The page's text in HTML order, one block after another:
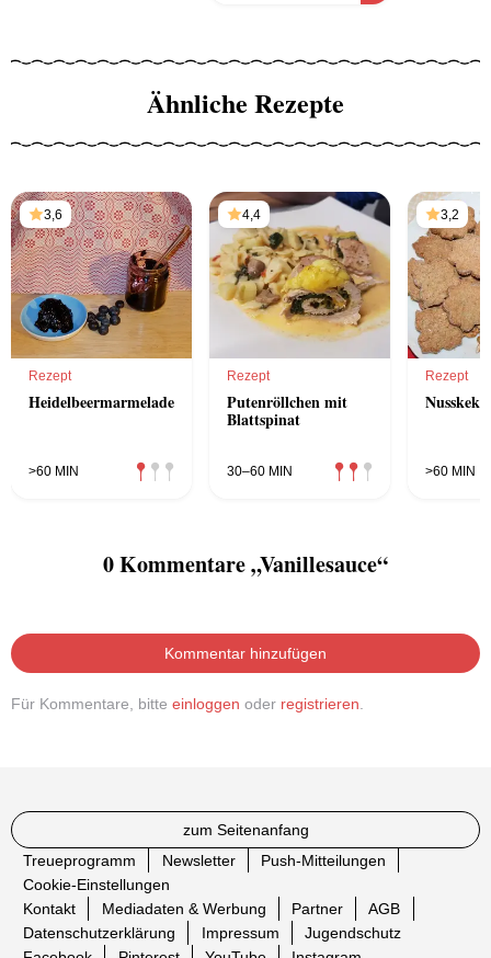
Ähnliche Rezepte
3,6
Rezept
Heidelbeermarmelade
>60 MIN
4,4
Rezept
Putenröllchen mit
Blattspinat
30–60 MIN
3,2
Rezept
Nusskekse
>60 MIN
0 Kommentare „Vanillesauce“
Kommentar hinzufügen
Für Kommentare, bitte einloggen oder registrieren
zum Seitenanfang
Treueprogramm
Newsletter
Push-Mitteilungen
Cookie-Einstellungen
Kontakt
Mediadaten & Werbung Partner
AGB
Datenschutzerklärung
Impressum
Jugendschutz